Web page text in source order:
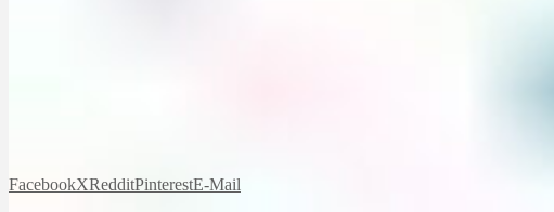
FacebookXRedditPinterestE-Mail